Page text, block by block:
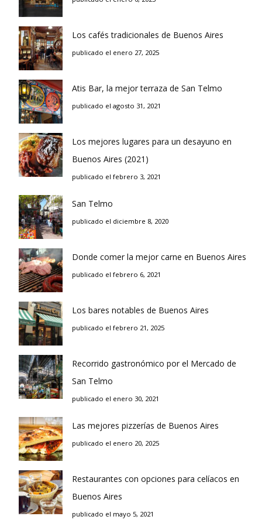
Los cafés tradicionales de Buenos Aires
publicado el enero 27, 2025
Atis Bar, la mejor terraza de San Telmo
publicado el agosto 31, 2021
Los mejores lugares para un desayuno en
Buenos Aires (2021)
publicado el febrero 3, 2021
San Telmo
publicado el diciembre 8, 2020
Donde comer la mejor carne en Buenos Aires
publicado el febrero 6, 2021
Los bares notables de Buenos Aires
publicado el febrero 21, 2025
Recorrido gastronómico por el Mercado de
San Telmo
publicado el enero 30, 2021
Las mejores pizzerías de Buenos Aires
publicado el enero 20, 2025
Restaurantes con opciones para celíacos en
Buenos Aires
publicado el mayo 5, 2021